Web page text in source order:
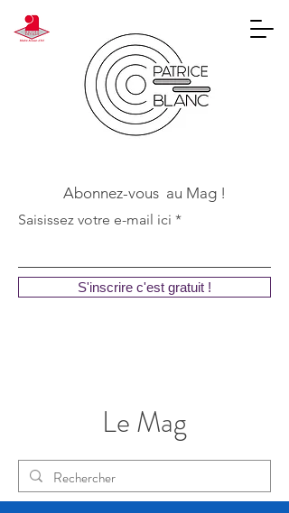
Abonnez-vous au Mag !
Saisissez votre e-mail ici
S'inscrire c'est gratuit !
Le Mag